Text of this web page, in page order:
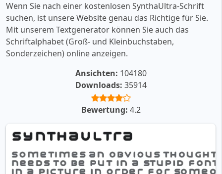
Wenn Sie nach einer kostenlosen SynthaUltra-Schrift
suchen, ist unsere Website genau das Richtige für Sie.
Mit unserem Textgenerator können Sie auch das
Schriftalphabet (Groß- und Kleinbuchstaben,
Sonderzeichen) online anzeigen.
Ansichten: 104180
Downloads: 35914
Bewertung: 4.2